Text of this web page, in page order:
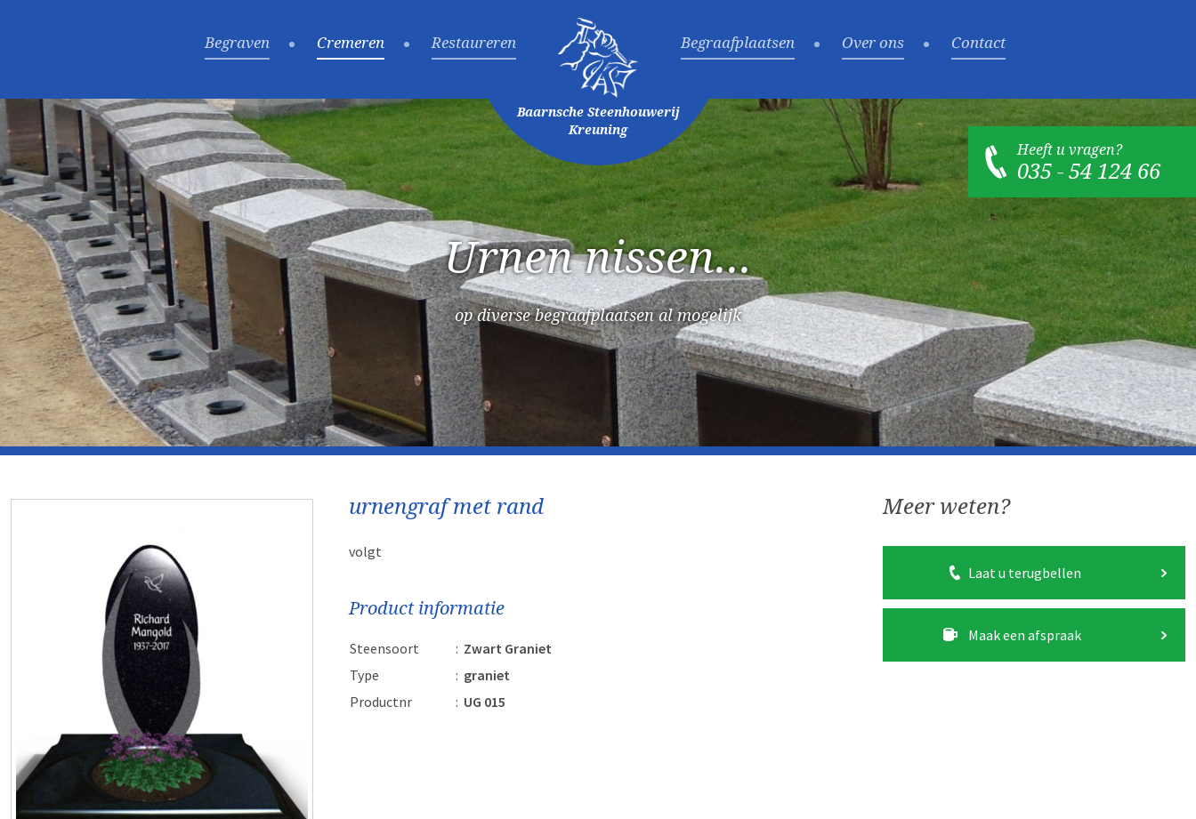
Begraven Cremeren Restaureren
Baarnsche Steenhouwerij
Kreuning
Begraafplaatsen Over ons Contact
Heeft u vragen?
035 - 54 124 66
Urnen nissen...
op diverse begraafplaatsen al mogelijk
urnengraf met rand
volgt
Product informatie
Steensoort : Zwart Graniet
Type
: graniet
Productnr
: UG 015
Meer weten?
Laat u terugbellen
Maak een afspraak